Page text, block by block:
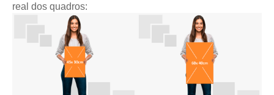
real dos quadros: